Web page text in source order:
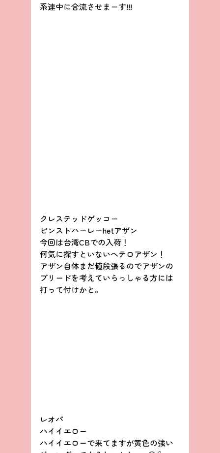
系連中に合流させまーす!!!
クレステッドゲッコー
ピンストハーレーhetアザン
今回は台湾CBでの入荷！
何気に探すといないヘテロアザン！
アザン自体まだ値段張るのでアザンの
ブリードを考えていらっしゃる方には
打って付けかと。
レオパ
ハイイエロー
ハイイエローで来てますが黄色の強い